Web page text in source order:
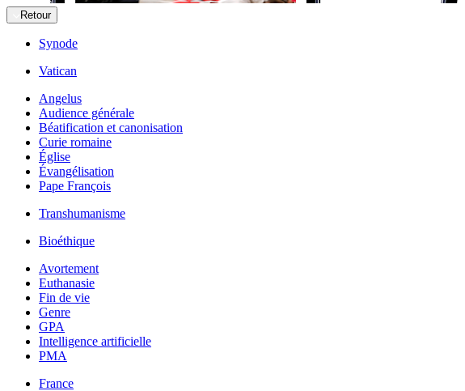
Retour
Synode
Vatican
Angelus
Audience générale
Béatification et canonisation
Curie romaine
Église
Évangélisation
Pape François
Transhumanisme
Bioéthique
Avortement
Euthanasie
Fin de vie
Genre
GPA
Intelligence artificielle
PMA
France